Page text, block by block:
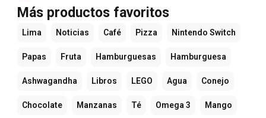
Más productos favoritos
Lima Noticias Café Pizza Nintendo Switch
Papas Fruta Hamburguesas Hamburguesa
Ashwagandha Libros LEGO Agua Conejo
Chocolate Manzanas Té Omega 3 Mango